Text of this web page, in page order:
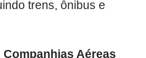
trens, ônibus e
Aéreas